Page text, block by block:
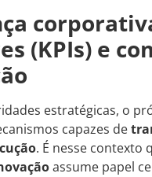
(KPIs) e
estratégicas, o
capazes de
. É nesse contexto
assume papel